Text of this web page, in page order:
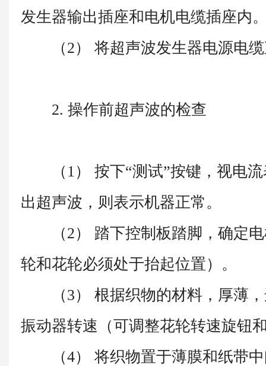
发生器输出插座和电机电缆插座内
（2） 将超声波发生器电源电缆
2. 操作前超声波的检查
（1） 按下“测试”按键，视电流
出超声波，则表示机器正常。
（2） 踏下控制板踏脚，确定电
轮和花轮必须处于抬起位置）。
（3） 根据织物的材料，厚薄，
振动器转速（可调整花轮转速旋钮
（4） 将织物置于薄膜和纸带中